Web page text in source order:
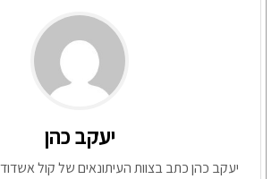
יעקב כהן
יעקב כהן כתב בצוות העיתונאים של קול אשדוד